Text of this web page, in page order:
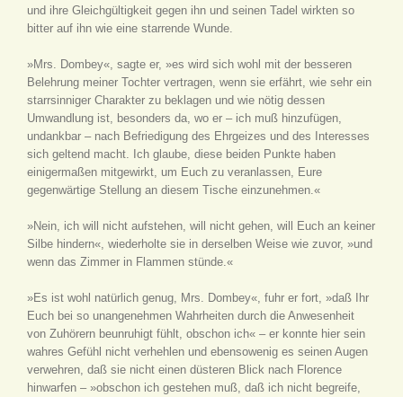
und ihre Gleichgültigkeit gegen ihn und seinen Tadel wirkten so
bitter auf ihn wie eine starrende Wunde.
»Mrs. Dombey«, sagte er, »es wird sich wohl mit der besseren
Belehrung meiner Tochter vertragen, wenn sie erfährt, wie sehr ein
starrsinniger Charakter zu beklagen und wie nötig dessen
Umwandlung ist, besonders da, wo er – ich muß hinzufügen,
undankbar – nach Befriedigung des Ehrgeizes und des Interesses
sich geltend macht. Ich glaube, diese beiden Punkte haben
einigermaßen mitgewirkt, um Euch zu veranlassen, Eure
gegenwärtige Stellung an diesem Tische einzunehmen.«
»Nein, ich will nicht aufstehen, will nicht gehen, will Euch an keiner
Silbe hindern«, wiederholte sie in derselben Weise wie zuvor, »und
wenn das Zimmer in Flammen stünde.«
»Es ist wohl natürlich genug, Mrs. Dombey«, fuhr er fort, »daß Ihr
Euch bei so unangenehmen Wahrheiten durch die Anwesenheit
von Zuhörern beunruhigt fühlt, obschon ich« – er konnte hier sein
wahres Gefühl nicht verhehlen und ebensowenig es seinen Augen
verwehren, daß sie nicht einen düsteren Blick nach Florence
hinwarfen – »obschon ich gestehen muß, daß ich nicht begreife,